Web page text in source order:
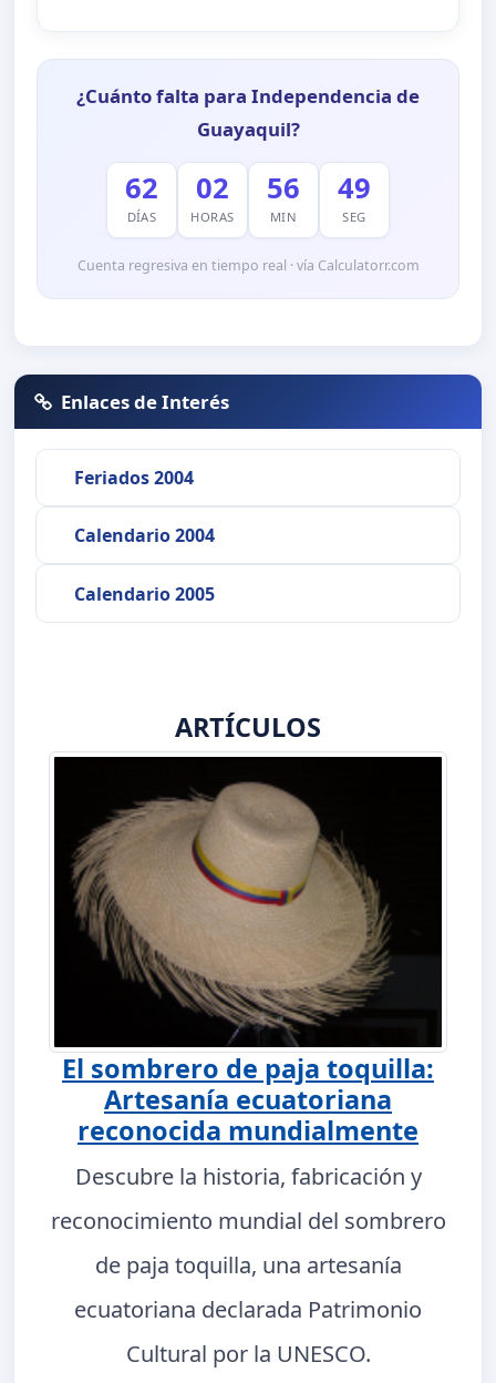
¿Cuánto falta para Independencia de
Guayaquil?
62
DÍAS
02
HORAS
56
MIN
47
SEG
Cuenta regresiva en tiempo real · vía Calculatorr.com
Enlaces de Interés
Feriados 2004
Calendario 2004
Calendario 2005
ARTÍCULOS
El sombrero de paja toquilla:
Artesanía ecuatoriana
reconocida mundialmente
Descubre la historia, fabricación y
reconocimiento mundial del sombrero
de paja toquilla, una artesanía
ecuatoriana declarada Patrimonio
Cultural por la UNESCO.